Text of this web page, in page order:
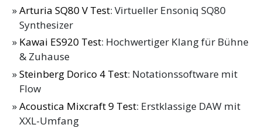
Arturia SQ80 V Test: Virtueller Ensoniq SQ80
Synthesizer
Kawai ES920 Test: Hochwertiger Klang für Bühne
& Zuhause
Steinberg Dorico 4 Test: Notationssoftware mit
Flow
Acoustica Mixcraft 9 Test: Erstklassige DAW mit
XXL-Umfang